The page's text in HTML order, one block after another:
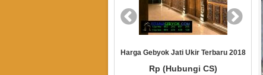
Gebyok Pintu Kamar
Rp (Hubungi CS)